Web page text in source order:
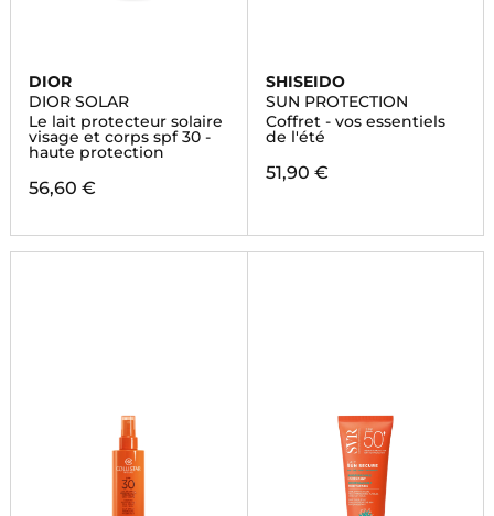
DIOR
DIOR SOLAR
Le lait protecteur solaire
visage et corps spf 30 -
haute protection
56,60 €
SHISEIDO
SUN PROTECTION
Coffret - vos essentiels
de l'été
51,90 €